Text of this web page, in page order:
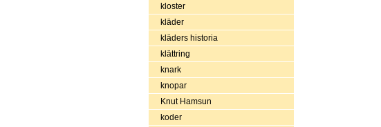
kloster
kläder
kläders historia
klättring
knark
knopar
Knut Hamsun
koder